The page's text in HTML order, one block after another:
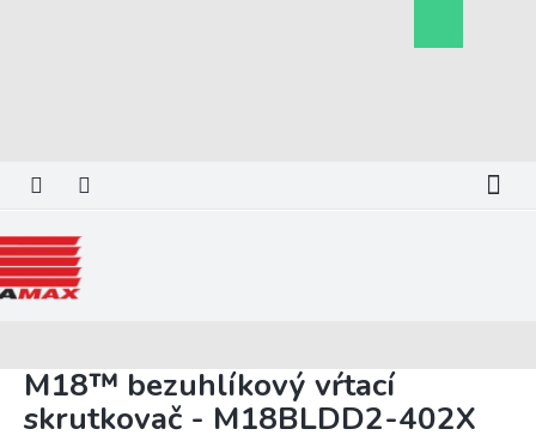
košík
M18™ bezuhlíkový vŕtací
skrutkovač - M18BLDD2-402X